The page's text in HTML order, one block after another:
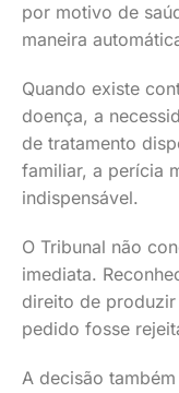
por motivo de
maneira
Quando existe
doença, a
de tratamento
familiar, a perícia
indispensável.
O Tribunal não
imediata.
direito de
pedido fosse
A decisão